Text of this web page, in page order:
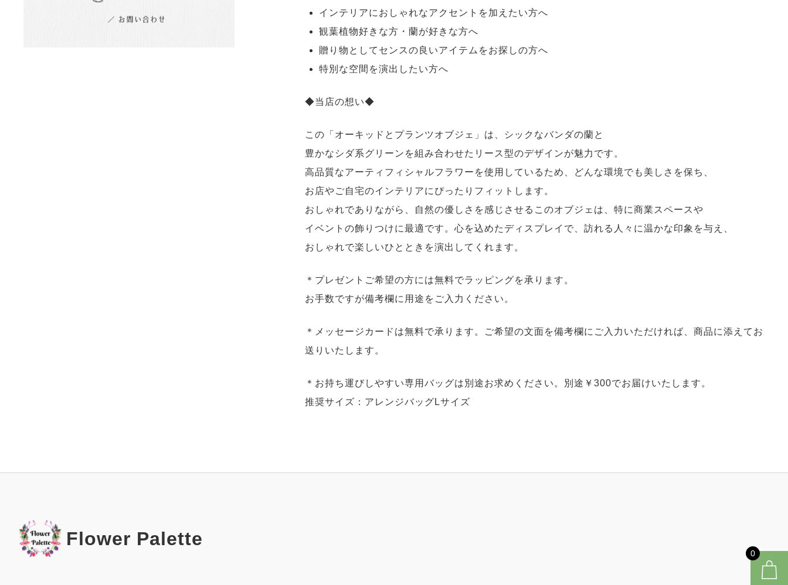
インテリアにおしゃれなアクセントを加えたい方へ
観葉植物好きな方・蘭が好きな方へ
贈り物としてセンスの良いアイテムをお探しの方へ
特別な空間を演出したい方へ
◆当店の想い◆
この「オーキッドとプランツオブジェ」は、シックなバンダの蘭と
豊かなシダ系グリーンを組み合わせたリース型のデザインが魅力です。
高品質なアーティフィシャルフラワーを使用しているため、どんな環境でも美しさを保ち、
お店やご自宅のインテリアにぴったりフィットします。
おしゃれでありながら、自然の優しさを感じさせるこのオブジェは、特に商業スペースや
イベントの飾りつけに最適です。心を込めたディスプレイで、訪れる人々に温かな印象を与え、
おしゃれで楽しいひとときを演出してくれます。
＊プレゼントご希望の方には無料でラッピングを承ります。
お手数ですが備考欄に用途をご入力ください。
＊メッセージカードは無料で承ります。ご希望の文面を備考欄にご入力いただければ、商品に添えてお
送りいたします。
＊お持ち運びしやすい専用バッグは別途お求めください。別途￥300でお届けいたします。
推奨サイズ：アレンジバッグLサイズ
Flower Palette
0